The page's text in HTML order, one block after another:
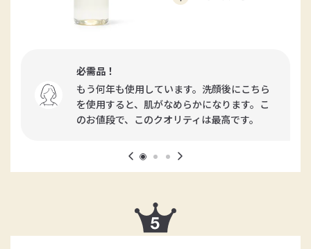
必需品！
もう何年も使用しています。洗顔後にこちら
を使用すると、肌がなめらかになります。こ
のお値段で、このクオリティは最高です。